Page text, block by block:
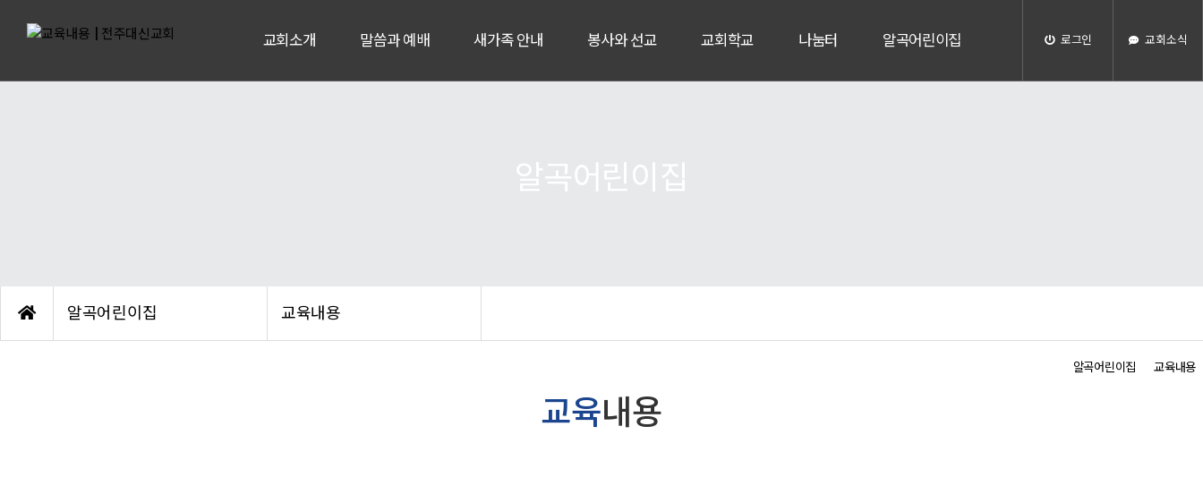
교회소개 말씀과 예배 새가족 안내 봉사와 선교 교회학교 나눔터 알곡어린이집 로그인 교회소식
알곡어린이집 교육내용
알곡어린이집 교육내용
교육내용